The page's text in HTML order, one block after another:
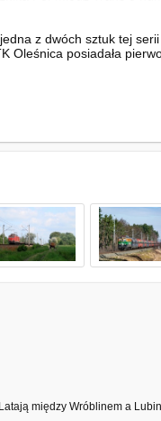
z dwóch sztuk tej
Oleśnica posiadała
między Wróblinem a